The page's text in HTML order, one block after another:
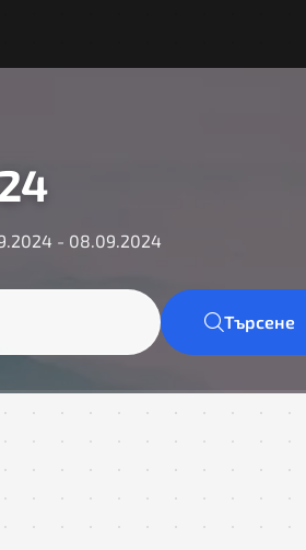
- 08.09.2024
Търсене